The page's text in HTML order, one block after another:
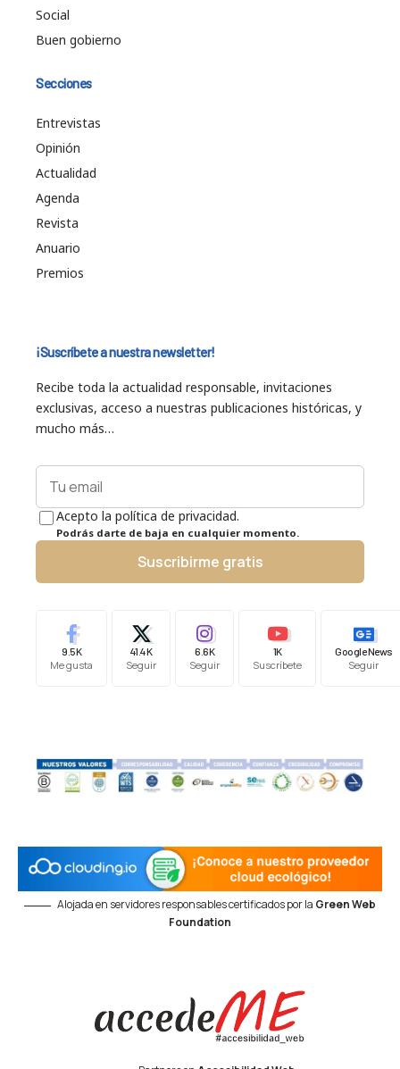
Social
Buen gobierno
Secciones
Entrevistas
Opinión
Actualidad
Agenda
Revista
Anuario
Premios
¡Suscríbete a nuestra newsletter!
Recibe toda la actualidad responsable, invitaciones
exclusivas, acceso a nuestras publicaciones históricas, y
mucho más…
Acepto la política de privacidad.
Podrás darte de baja en cualquier momento.
Suscribirme gratis
9.5K
Me gusta
41.4K
Seguir
6.6K
Seguir
1K
Suscríbete
Google News
Seguir
Alojada en servidores responsables certificados por la Green Web
Foundation